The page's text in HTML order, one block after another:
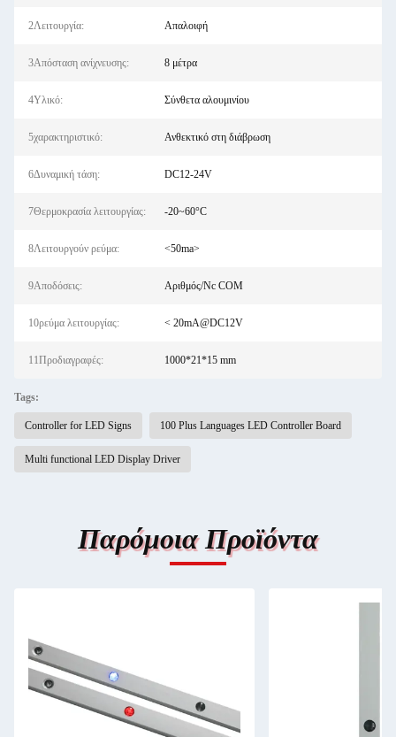
2Λειτουργία: Απαλοιφή
3Απόσταση ανίχνευσης: 8 μέτρα
4Υλικό: Σύνθετα αλουμινίου
5χαρακτηριστικό: Ανθεκτικό στη διάβρωση
6Δυναμική τάση: DC12-24V
7Θερμοκρασία λειτουργίας: -20~60°C
8Λειτουργούν ρεύμα: <50ma>
9Αποδόσεις: Αριθμός/Nc COM
10ρεύμα λειτουργίας: < 20mA@DC12V
11Προδιαγραφές: 1000*21*15 mm
Tags:
Controller for LED Signs 100 Plus Languages LED Controller Board
Multi functional LED Display Driver
Παρόμοια Προϊόντα